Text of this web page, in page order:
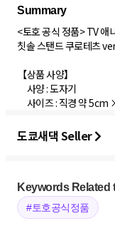
Summary
<토호 공식 정품> TV 애
칫솔 스탠드 쿠로테츠
【상품 사양】
사양 : 도자기
사이즈 : 직경 약 5cm
도쿄새댁 Seller
Keywords Related
#토호공식정품